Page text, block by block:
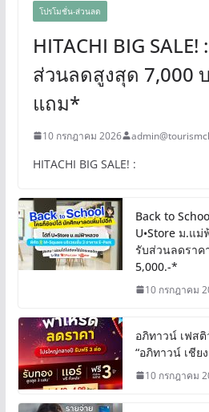
โปรโมชั่น-ส่วนลด
HITACHI BIG SALE!
ส่วนลดสูงสุด 7,000
แถม*
10 กรกฎาคม 2026
HITACHI BIG SALE! :
Back to
U•Store ม.แ
รับส่วนลดราค
5,000.-*
10 กรกฎาคม
อภิทาวน์ เฟส
“อภิทาวน์ เชีย
10 กรกฎาคม